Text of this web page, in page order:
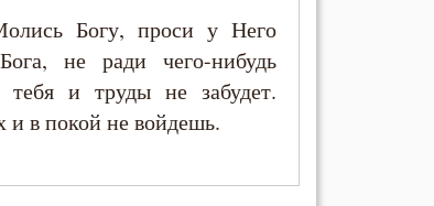
Богу, проси у Него
не ради чего-нибудь
тебя и труды не забудет.
и в покой не войдешь.